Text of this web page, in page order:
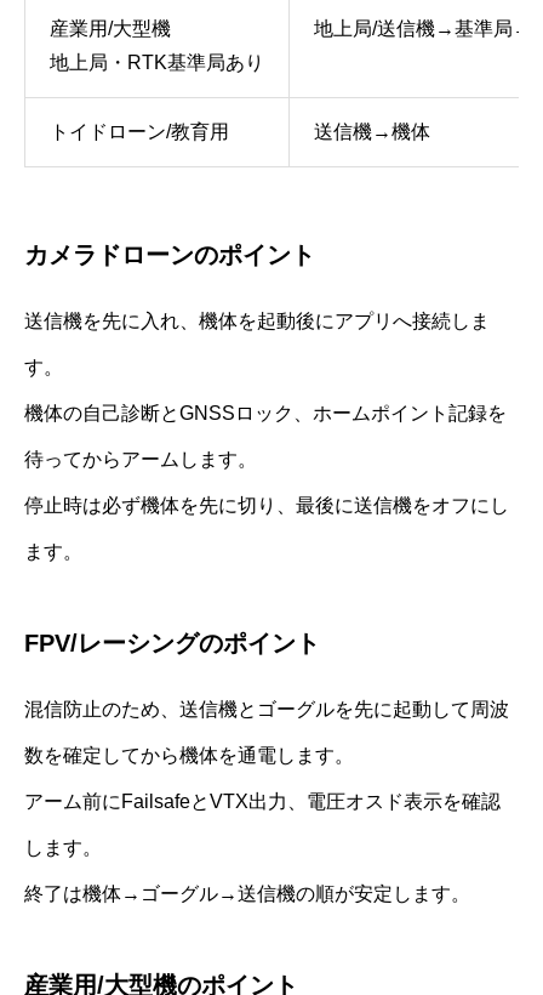
産業用/大型機
地上局・RTK基準局あり
地上局/送信機→基準局→
トイドローン/教育用 送信機→機体
カメラドローンのポイント
送信機を先に入れ、機体を起動後にアプリへ接続しま
す。
機体の自己診断とGNSSロック、ホームポイント記録を
待ってからアームします。
停止時は必ず機体を先に切り、最後に送信機をオフにし
ます。
FPV/レーシングのポイント
混信防止のため、送信機とゴーグルを先に起動して周波
数を確定してから機体を通電します。
アーム前にFailsafeとVTX出力、電圧オスド表示を確認
します。
終了は機体→ゴーグル→送信機の順が安定します。
産業用/大型機のポイント